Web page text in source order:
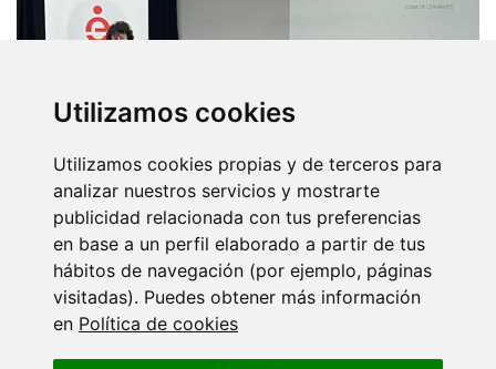
Utilizamos cookies
Utilizamos cookies propias y de terceros para
analizar nuestros servicios y mostrarte
publicidad relacionada con tus preferencias
en base a un perfil elaborado a partir de tus
hábitos de navegación (por ejemplo, páginas
visitadas). Puedes obtener más información
en Política de cookies
África González, do grupo de Inmunoloxía, no IES Taboada
Chivite de Verín